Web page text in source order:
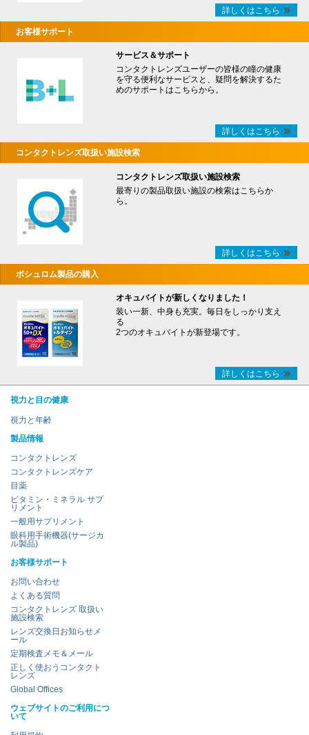
詳しくはこちら
お客様サポート
サービス＆サポート
コンタクトレンズユーザーの皆様の瞳の健康
を守る便利なサービスと、疑問を解決するた
めのサポートはこちらから。
詳しくはこちら
コンタクトレンズ取扱い施設検索
コンタクトレンズ取扱い施設検索
最寄りの製品取扱い施設の検索はこちらか
ら。
詳しくはこちら
ボシュロム製品の購入
オキュバイトが新しくなりました！
装い一新、中身も充実。毎日をしっかり支え
る
2つのオキュバイトが新登場です。
詳しくはこちら
視力と目の健康
視力と年齢
製品情報
コンタクトレンズ
コンタクトレンズケア
目薬
ビタミン・ミネラル サプ
リメント
一般用サプリメント
眼科用手術機器(サージカ
ル製品)
お客様サポート
お問い合わせ
よくある質問
コンタクトレンズ 取扱い
施設検索
レンズ交換日お知らせメ
ール
定期検査メモ＆メール
正しく使おうコンタクト
レンズ
Global Offices
ウェブサイトのご利用につ
いて